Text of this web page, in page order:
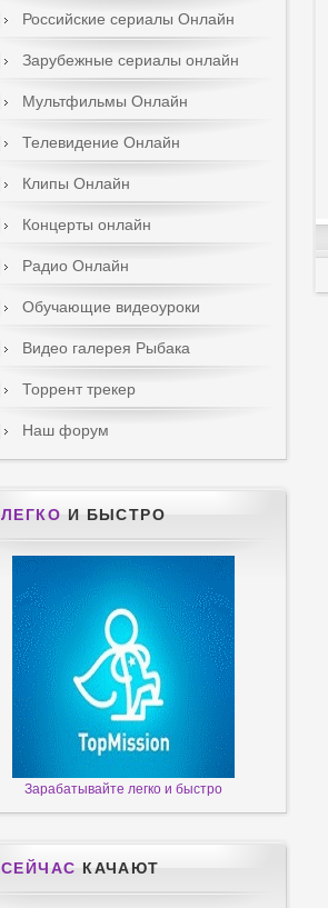
Российские сериалы Онлайн
Зарубежные сериалы онлайн
Мультфильмы Онлайн
Телевидение Онлайн
Клипы Онлайн
Концерты онлайн
Радио Онлайн
Обучающие видеоуроки
Видео галерея Рыбака
Торрент трекер
Наш форум
ЛЕГКО И БЫСТРО
Зарабатывайте легко и быстро
СЕЙЧАС КАЧАЮТ